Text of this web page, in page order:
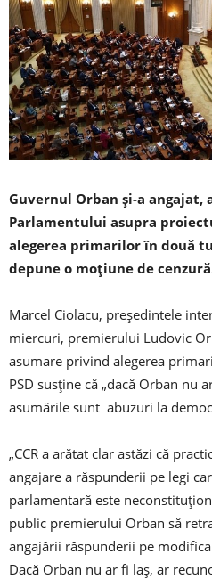
Guvernul Orban şi-a angajat,
Parlamentului asupra
alegerea primarilor în două
depune o moţiune de
Marcel Ciolacu, președintele
miercuri, premierului Ludovic
asumare privind alegerea
PSD susţine că „dacă Orban nu
asumările sunt abuzuri la
„CCR a arătat clar astăzi că
angajare a răspunderii pe legi
parlamentară este
public premierului Orban să
angajării răspunderii pe
Dacă Orban nu ar fi laş, ar